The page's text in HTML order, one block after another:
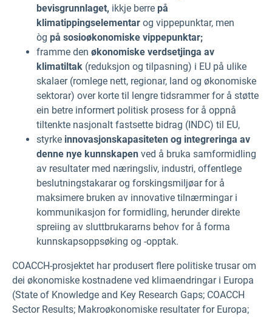
bevisgrunnlaget, ikkje berre på
klimatippingselementar og vippepunktar, men
òg på sosioøkonomiske vippepunktar;
framme den økonomiske verdsetjinga av
klimatiltak (reduksjon og tilpasning) i EU på ulike
skalaer (romlege nett, regionar, land og økonomiske
sektorar) over korte til lengre tidsrammer for å støtte
ein betre informert politisk prosess for å oppnå
tiltenkte nasjonalt fastsette bidrag (INDC) til EU,
styrke innovasjonskapasiteten og integreringa av
denne nye kunnskapen ved å bruka samformidling
av resultater med næringsliv, industri, offentlege
beslutningstakarar og forskingsmiljøar for å
maksimere bruken av innovative tilnærmingar i
kommunikasjon for formidling, herunder direkte
spreiing av sluttbrukararns behov for å forma
kunnskapsoppsøking og -opptak.
COACCH-prosjektet har produsert flere politiske trusar om
dei økonomiske kostnadene ved klimaendringar i Europa
(State of Knowledge and Key Research Gaps; COACCH
Sector Results; Makroøkonomiske resultater for Europa;